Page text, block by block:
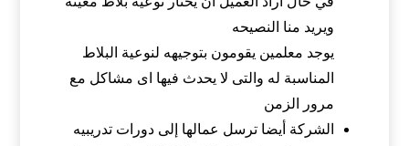
ويريد منا النصيحه
يوجد معلمين يقومون بتوجيهه لنوعية البلاط
المناسبة له والتى لا يحدث فيها اى مشاكل مع
مرور الزمن
الشركة أيضا ترسل عمالها إلى دورات تدريبيه